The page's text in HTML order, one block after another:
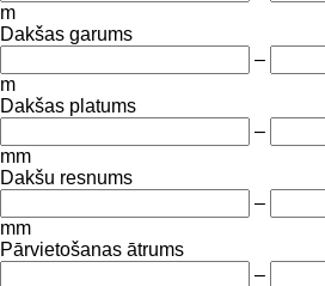
m
Dakšas garums
–
m
Dakšas platums
–
mm
Dakšu resnums
–
mm
Pārvietošanas ātrums
–